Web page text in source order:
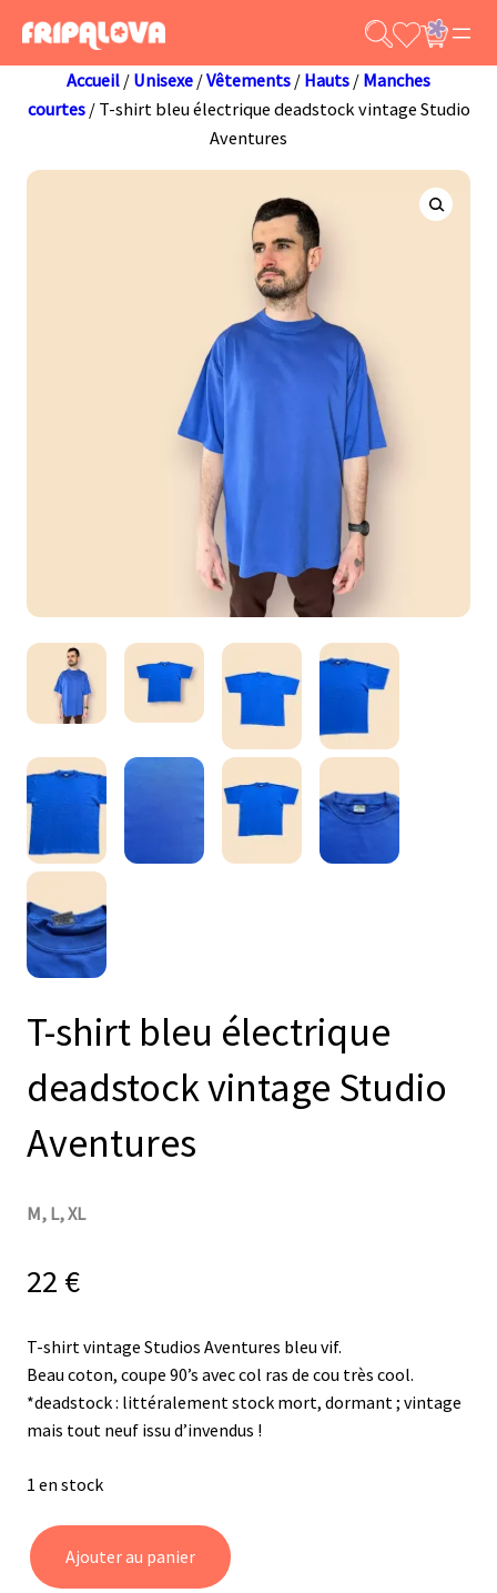
contenu Accueil / Unisexe /Vêtements / Hauts / Manches
courtes/ T-shirt bleu électrique deadstock vintage Studio
Aventures
T-shirt bleu électrique
deadstock vintage Studio
Aventures
M, L, XL
22 €
T-shirt vintage Studios Aventures bleu vif.
Beau coton, coupe 90’s avec col ras de cou très cool.
*deadstock : littéralement stock mort, dormant ; vintage
mais tout neuf issu d’invendus !
1 en stock
quantité
Ajouter au panier